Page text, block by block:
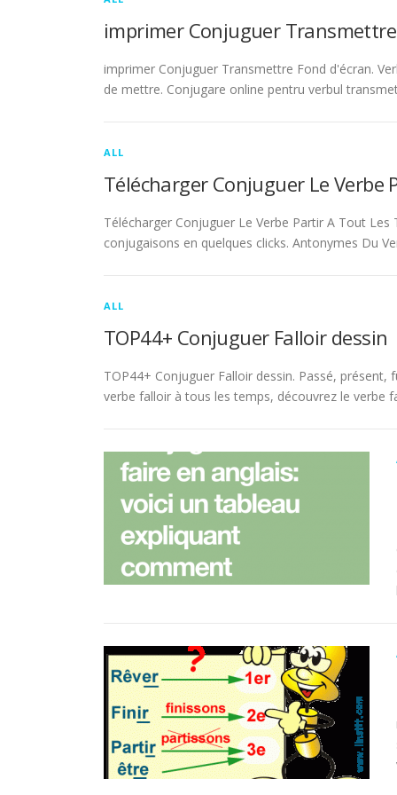
imprimer Conjuguer
imprimer Conjuguer Transmettre Fond d'écran.
de mettre. Conjugare online pentru verbul
ALL
Télécharger Conjuguer Le Verbe
Télécharger Conjuguer Le Verbe Partir A Tout
conjugaisons en quelques clicks. Antonymes Du
ALL
TOP44+ Conjuguer Falloir dessin
TOP44+ Conjuguer Falloir dessin. Passé,
verbe falloir à tous les temps, découvrez le verbe